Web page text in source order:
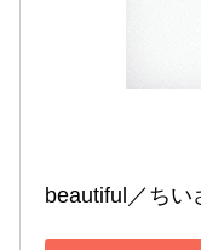
beautiful／ちい